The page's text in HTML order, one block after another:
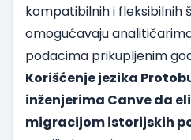
kompatibilnih i fleksibilnih
omogućavaju
podacima prikupljenim
Korišćenje jezika
inženjerima Canve da
migracijom istorijskih